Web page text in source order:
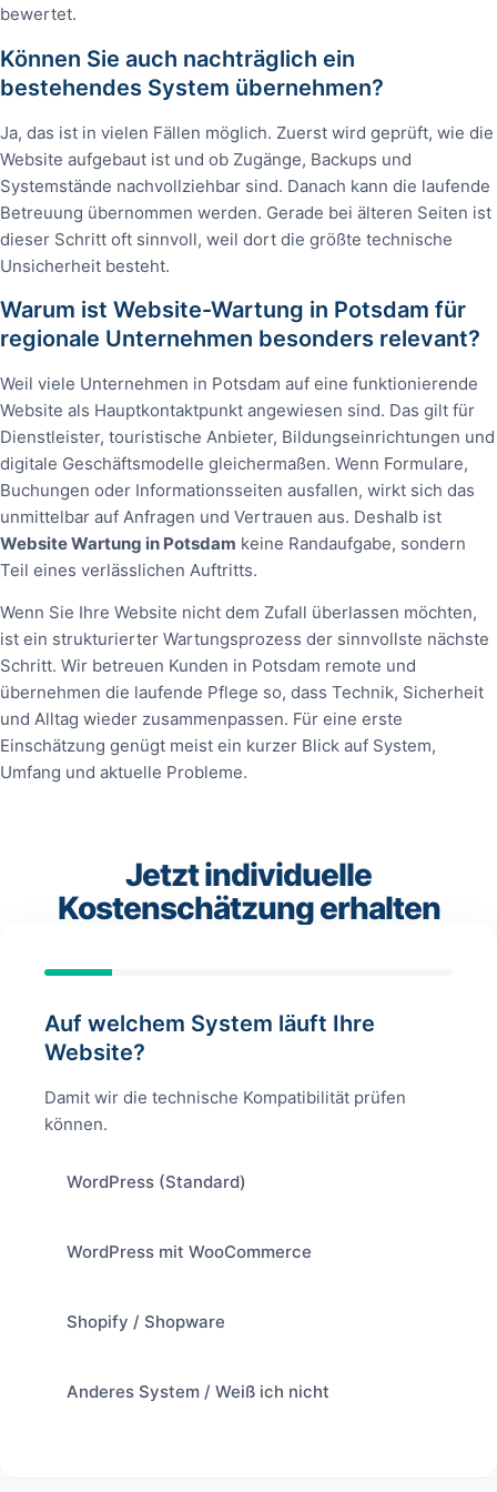
bewertet.
Können Sie auch nachträglich ein
bestehendes System übernehmen?
Ja, das ist in vielen Fällen möglich. Zuerst wird geprüft, wie die
Website aufgebaut ist und ob Zugänge, Backups und
Systemstände nachvollziehbar sind. Danach kann die laufende
Betreuung übernommen werden. Gerade bei älteren Seiten ist
dieser Schritt oft sinnvoll, weil dort die größte technische
Unsicherheit besteht.
Warum ist Website-Wartung in Potsdam für
regionale Unternehmen besonders relevant?
Weil viele Unternehmen in Potsdam auf eine funktionierende
Website als Hauptkontaktpunkt angewiesen sind. Das gilt für
Dienstleister, touristische Anbieter, Bildungseinrichtungen und
digitale Geschäftsmodelle gleichermaßen. Wenn Formulare,
Buchungen oder Informationsseiten ausfallen, wirkt sich das
unmittelbar auf Anfragen und Vertrauen aus. Deshalb ist
Website Wartung in Potsdam keine Randaufgabe, sondern
Teil eines verlässlichen Auftritts.
Wenn Sie Ihre Website nicht dem Zufall überlassen möchten,
ist ein strukturierter Wartungsprozess der sinnvollste nächste
Schritt. Wir betreuen Kunden in Potsdam remote und
übernehmen die laufende Pflege so, dass Technik, Sicherheit
und Alltag wieder zusammenpassen. Für eine erste
Einschätzung genügt meist ein kurzer Blick auf System,
Umfang und aktuelle Probleme.
Jetzt individuelle
Kostenschätzung erhalten
Auf welchem System läuft Ihre
Website?
Damit wir die technische Kompatibilität prüfen
können.
WordPress (Standard)
WordPress mit WooCommerce
Shopify / Shopware
Anderes System / Weiß ich nicht